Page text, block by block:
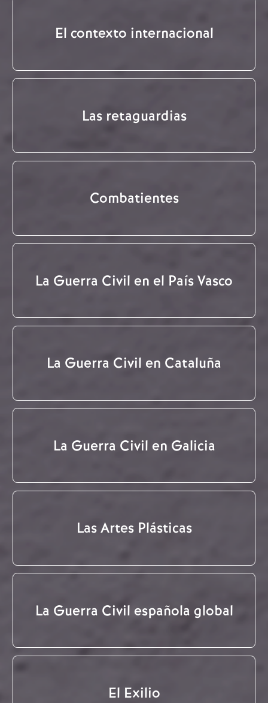
El contexto internacional
Las retaguardias
Combatientes
La Guerra Civil en el País Vasco
La Guerra Civil en Cataluña
La Guerra Civil en Galicia
Las Artes Plásticas
La Guerra Civil española global
El Exilio